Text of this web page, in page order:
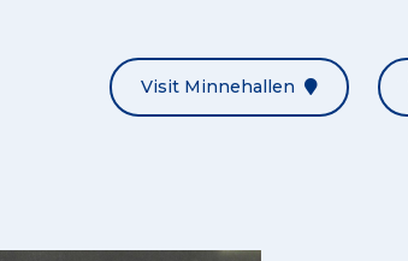
Visit Minnehallen